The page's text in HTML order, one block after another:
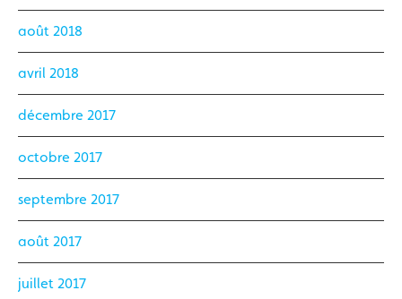
août 2018
avril 2018
décembre 2017
octobre 2017
septembre 2017
août 2017
juillet 2017